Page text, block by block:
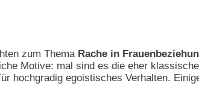
zum Thema Rache in
Motive: mal sind es die eher
hochgradig egoistisches Verhalten.